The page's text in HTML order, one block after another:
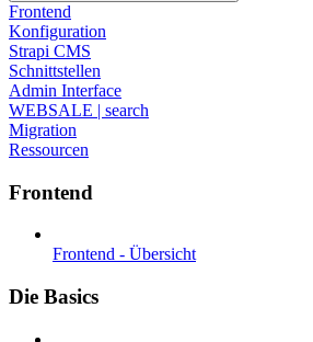
Frontend
Konfiguration
Strapi CMS
Schnittstellen
Admin Interface
WEBSALE | search
Migration
Ressourcen
Frontend
Frontend - Übersicht
Die Basics